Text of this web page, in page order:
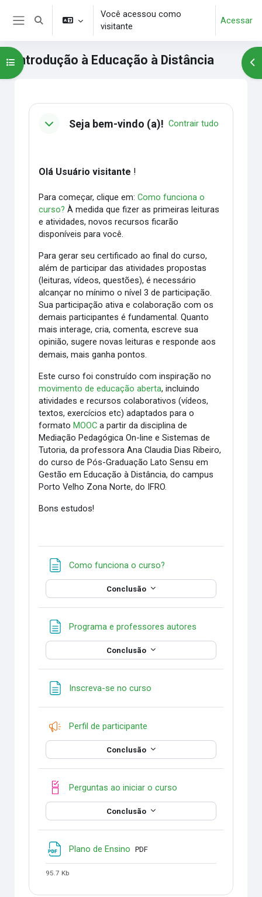
Ir para o conteúdo principal
Alternar entrada de pesquisa
Você acessou como
visitante
Acessar
Introdução à Educação à Distância
Blocos
Abrir índice do curso
Contorno da seção
Seja bem-vindo (a)! Contrair tudo
Olá Usuário visitante !
Para começar, clique em:Como funciona o
curso? À medida que fizer as primeiras leituras
e atividades, novos recursos ficarão
disponíveis para você.
Para gerar seu certificado ao final do curso,
além de participar das atividades propostas
(leituras, vídeos, questões), é necessário
alcançar no mínimo o nível 3 de participação.
Sua participação ativa e colaboração com os
demais participantes é fundamental. Quanto
mais interage, cria, comenta, escreve sua
opinião, sugere novas leituras e responde aos
demais, mais ganha pontos.
Este curso foi construído com inspiração no
movimento de educação aberta, incluindo
atividades e recursos colaborativos (vídeos,
textos, exercícios etc) adaptados para o
formatoMOOC a partir da disciplina de
Mediação Pedagógica On-line e Sistemas de
Tutoria, da professora Ana Claudia Dias Ribeiro,
do curso de Pós-Graduação Lato Sensu em
Gestão em Educação à Distância, do campus
Porto Velho Zona Norte, do IFRO.
Bons estudos!
Como funciona o curso?
Conclusão
Programa e professores autores
Conclusão
Inscreva-se no curso
Perfil de participante
Conclusão
Perguntas ao iniciar o curso
Conclusão
Plano de Ensino Arquivo
PDF
95.7 Kb